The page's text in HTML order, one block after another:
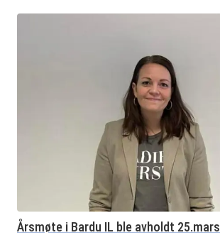
Årsmøte i Bardu IL ble avholdt 25.mars